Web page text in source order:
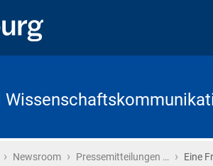
Startseite
› Newsroom › Pressemitteilungen … › Eine